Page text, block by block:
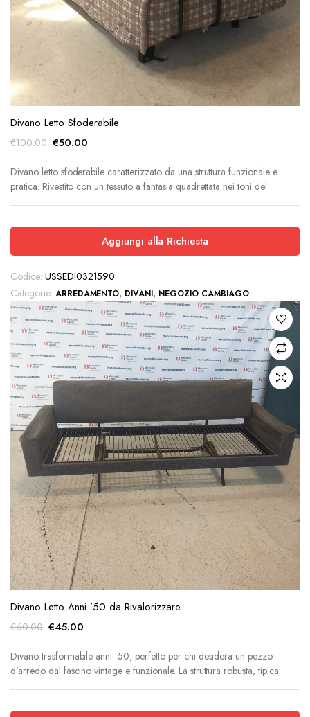
Divano Letto Sfoderabile
€100.00 Il
originale
era:
€100.00.
€50.00Il
attuale
è:
€50.00.
Divano letto sfoderabile caratterizzato da una struttura funzionale e
pratica. Rivestito con un tessuto a fantasia quadrettata nei toni del
Aggiungi alla Richiesta
Codice: USSEDI0321590
Categorie: ARREDAMENTO, DIVANI, NEGOZIO CAMBIAGO
Divano Letto Anni ’50 da Rivalorizzare
€60.00 Il
originale
era:
€60.00.
€45.00Il
attuale
è:
€45.00.
Divano trasformabile anni ’50, perfetto per chi desidera un pezzo
d’arredo dal fascino vintage e funzionale. La struttura robusta, tipica